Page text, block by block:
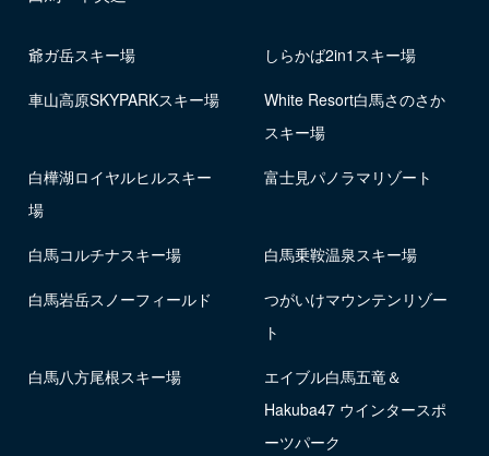
爺ガ岳スキー場 しらかば2in1スキー場
車山高原SKYPARKスキー場
White Resort白馬さのさか
スキー場
白樺湖ロイヤルヒルスキー
場
富士見パノラマリゾート
白馬コルチナスキー場 白馬乗鞍温泉スキー場
白馬岩岳スノーフィールド
つがいけマウンテンリゾー
ト
白馬八方尾根スキー場
エイブル白馬五竜＆
Hakuba47 ウインタースポ
ーツパーク